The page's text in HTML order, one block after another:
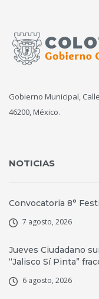
Gobierno Municipal,
46200, México.
NOTICIAS
Convocatoria 8°
7 agosto, 2026
Jueves Ciudadano
“Jalisco Sí Pinta”
6 agosto, 2026